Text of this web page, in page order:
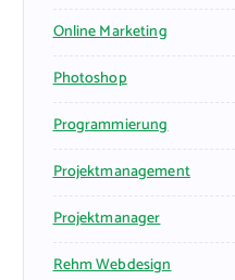
Online Marketing
Photoshop
Programmierung
Projektmanagement
Projektmanager
Rehm Webdesign